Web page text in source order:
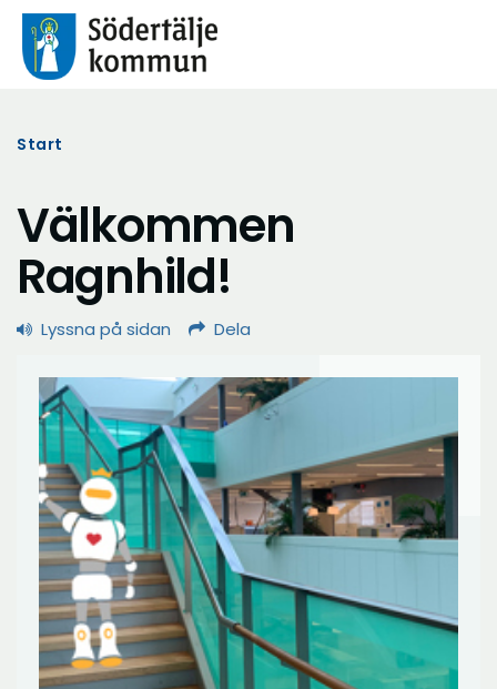
Start
Välkommen
Ragnhild!
Lyssna på sidan Dela